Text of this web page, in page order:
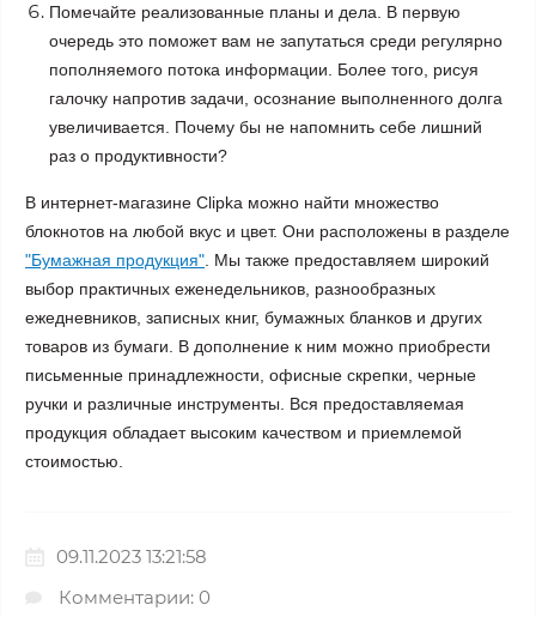
Помечайте реализованные планы и дела. В первую
очередь это поможет вам не запутаться среди регулярно
пополняемого потока информации. Более того, рисуя
галочку напротив задачи, осознание выполненного долга
увеличивается. Почему бы не напомнить себе лишний
раз о продуктивности?
В интернет-магазине Clipka можно найти множество
блокнотов на любой вкус и цвет. Они расположены в разделе
"Бумажная продукция" . Мы также предоставляем широкий
выбор практичных еженедельников, разнообразных
ежедневников, записных книг, бумажных бланков и других
товаров из бумаги. В дополнение к ним можно приобрести
письменные принадлежности, офисные скрепки, черные
ручки и различные инструменты. Вся предоставляемая
продукция обладает высоким качеством и приемлемой
стоимостью.
09.11.2023 13:21:58
Комментарии: 0